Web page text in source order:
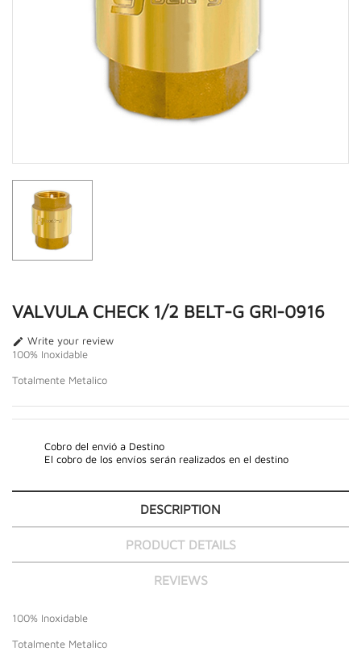
VALVULA CHECK 1/2 BELT-G GRI-0916
 Write your review
100% Inoxidable
Totalmente Metalico
Cobro del envió a Destino
El cobro de los envíos serán realizados en el destino
DESCRIPTION
PRODUCT DETAILS
REVIEWS
100% Inoxidable
Totalmente Metalico